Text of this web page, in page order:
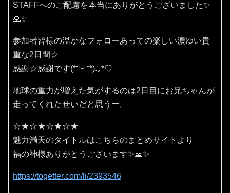
STAFFへのご配慮を本当にありがとうございました✨
🙏✨
参加者皆様の温かなフォローあっての楽しい濃ゆい貴
重な2日間☆
感謝☆感謝です(⁠*⁠˘⁠︶⁠˘⁠*⁠)⁠.⁠｡⁠*⁠♡
地球の重力が増えた気がするのは2日目にお兄ちゃんが
走ってくれたせいだと思うー。
☆★☆★☆★☆★
魅力満天のタイトルはこちらのまとめサイトより
福の神様ありがとうございます✨🙏✨
https://togetter.com/li/2393546